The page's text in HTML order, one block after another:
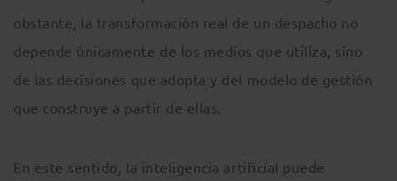
obstante, la transformación real de un despacho no
depende únicamente de los medios que utiliza, sino
de las decisiones que adopta y del modelo de gestión
que construye a partir de ellas.
En este sentido, la inteligencia artificial puede